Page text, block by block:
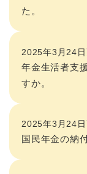
た。
2025年3月24
年金生活者支
すか。
2025年3月24
国民年金の納